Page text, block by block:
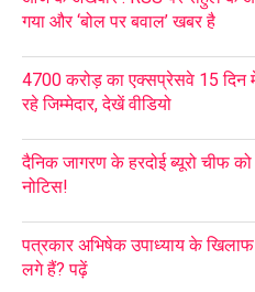
गया और ‘बोल पर बवाल’ खबर है
4700 करोड़ का एक्सप्रेसवे 15 दिन
रहे जिम्मेदार, देखें वीडियो
दैनिक जागरण के हरदोई ब्यूरो चीफ
नोटिस!
पत्रकार अभिषेक उपाध्याय के खिलाफ
लगे हैं? पढ़ें